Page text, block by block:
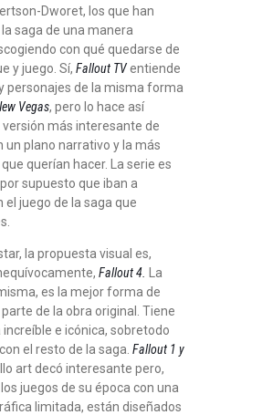
Dworet, los que han
saga de una manera
con qué quedarse de
y juego. Sí, Fallout TVentiende
personajes de la misma forma
Vegas, pero lo hace así
versión más interesante de
un plano narrativo y la más
querían hacer. La serie es
supuesto que iban a
el juego de la saga que
la propuesta visual es,
Fallout 4.
La
es la mejor forma de
de la obra original. Tiene
e icónica, sobretodo
el resto de la saga. Fallout 1 y
art decó interesante pero,
juegos de su época con una
limitada, están diseñados